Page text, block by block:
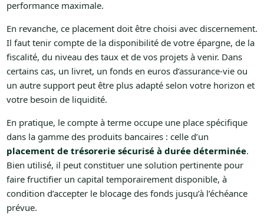
performance maximale.
En revanche, ce placement doit être choisi avec discernement.
Il faut tenir compte de la disponibilité de votre épargne, de la
fiscalité, du niveau des taux et de vos projets à venir. Dans
certains cas, un livret, un fonds en euros d’assurance-vie ou
un autre support peut être plus adapté selon votre horizon et
votre besoin de liquidité.
En pratique, le compte à terme occupe une place spécifique
dans la gamme des produits bancaires : celle d’un
placement de trésorerie sécurisé à durée déterminée.
Bien utilisé, il peut constituer une solution pertinente pour
faire fructifier un capital temporairement disponible, à
condition d’accepter le blocage des fonds jusqu’à l’échéance
prévue.